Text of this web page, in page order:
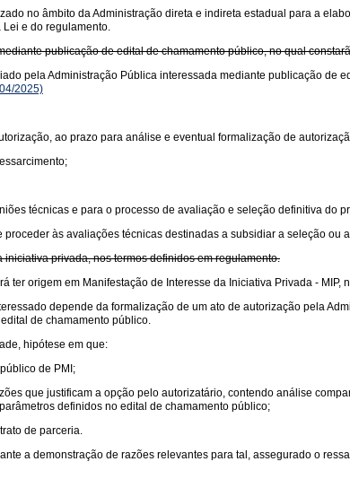
no âmbito da Administração direta e indireta estadual para a
Lei e do regulamento.
publicação de edital de chamamento público, no qual
pela Administração Pública interessada mediante publicação de
2025)
ao prazo para análise e eventual formalização de
técnicas e para o processo de avaliação e seleção definitiva do
às avaliações técnicas destinadas a subsidiar a seleção
privada, nos termos definidos em regulamento.
ter origem em Manifestação de Interesse da Iniciativa Privada - MIP,
depende da formalização de um ato de autorização pela
de chamamento público.
hipótese em que:
de PMI;
que justificam a opção pelo autorizatário, contendo análise
definidos no edital de chamamento público;
de parceria.
a demonstração de razões relevantes para tal, assegurado o